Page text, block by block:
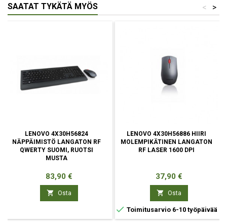
SAATAT TYKÄTÄ MYÖS >
<
LENOVO 4X30H56824
NÄPPÄIMISTÖ LANGATON RF
QWERTY SUOMI, RUOTSI
MUSTA
Hinta
83,90 €
 Osta
LENOVO 4X30H56886 HIIRI
MOLEMPIKÄTINEN LANGATON
RF LASER 1600 DPI
Hinta
37,90 €
 Osta
 Toimitusarvio 6-10 työpäivää